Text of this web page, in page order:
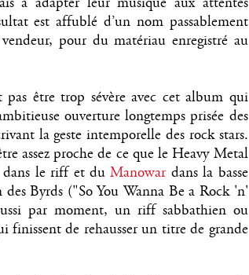
est affublé d’un nom passablement
pour du matériau enregistré au
être trop sévère avec cet album qui
ouverture longtemps prisée des
la geste intemporelle des rock stars.
assez proche de ce que le Heavy Metal
dans le riff et duManowardans la basse
des Byrds ("So You Wanna Be a Rock 'n'
par moment, un riff sabbathien ou
finissent de rehausser un titre de grande